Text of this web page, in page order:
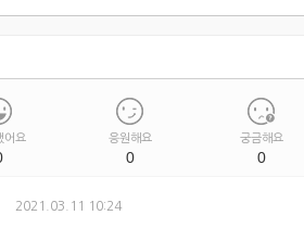
어요 응원해요
0
궁금해요
0
2021.03.11 10:24